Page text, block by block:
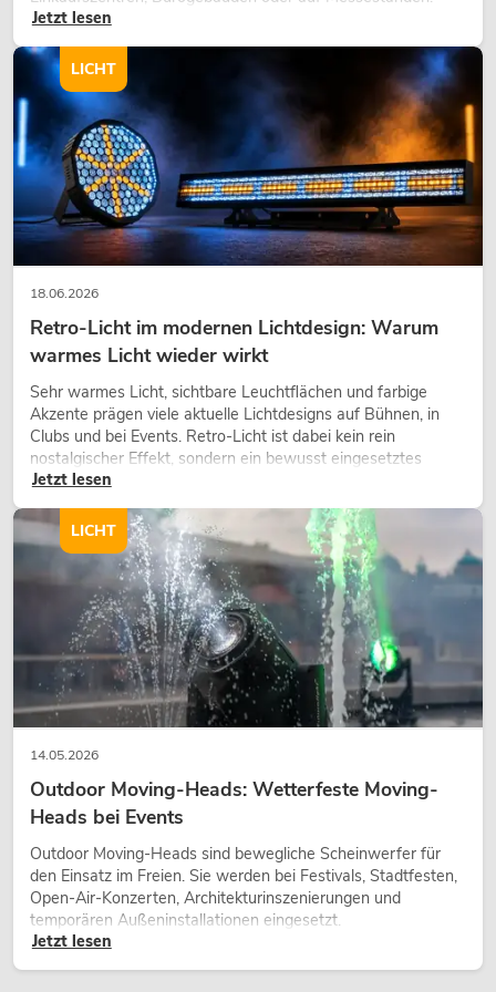
eine hochwertige Begrünung gehört heute längst zum
Jetzt lesen
18.06.2026
Retro-Licht im modernen Lichtdesign: Warum
warmes Licht wieder wirkt
Sehr warmes Licht, sichtbare Leuchtflächen und farbige
Akzente prägen viele aktuelle Lichtdesigns auf Bühnen, in
Clubs und bei Events. Retro-Licht ist dabei kein rein
nostalgischer Effekt, sondern ein bewusst eingesetztes
Gestaltungsmittel: Es schafft Atmosphäre, gibt Szenen
wirken lassen.
Jetzt lesen
LICHT
14.05.2026
Outdoor Moving-Heads: Wetterfeste Moving-
Heads bei Events
Outdoor Moving-Heads sind bewegliche Scheinwerfer für
den Einsatz im Freien. Sie werden bei Festivals, Stadtfesten,
Open-Air-Konzerten, Architekturinszenierungen und
temporären Außeninstallationen eingesetzt.
Jetzt lesen
LICHT